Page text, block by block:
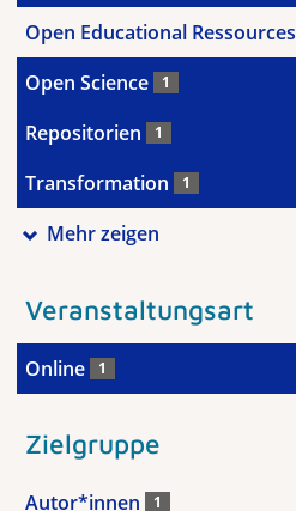
Open Educational Ressources
Open Science 1
Repositorien 1
Transformation 1
Mehr zeigen
Veranstaltungsart
Online 1
Zielgruppe
Autor*innen 1